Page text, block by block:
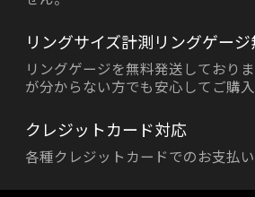
リングサイズ計測リングゲー
リングゲージを無料発送しており
が分からない方でも安心してご購入
クレジットカード対応
各種クレジットカードでのお支払い